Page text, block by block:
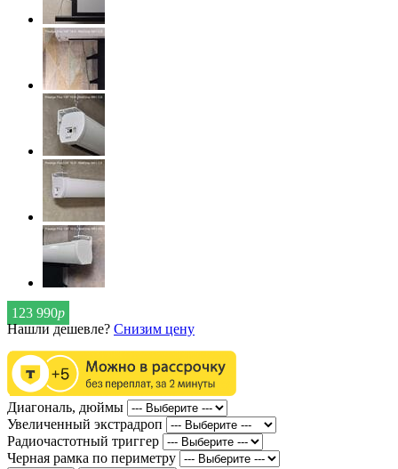
123 990р
Нашли дешевле? Снизим цену
Диагональ, дюймы
Увеличенный экстрадроп
Радиочастотный триггер
Черная рамка по периметру